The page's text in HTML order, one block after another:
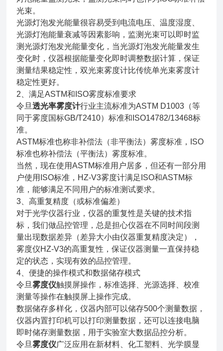
光束。
光源灯泡发光能量很容易受到电流电压、温度湿度、
光源灯泡能量衰减等因素影响，监测光束可以即时监
测光源灯泡发光能量变化，当光源灯泡发光能量发生
变化时，仪器根据能量变化即时调整数据计算，保证
测量结果稳定性，双光束雾度计比传统单光束雾度计
稳定性更好。
2、满足ASTM和ISO雾度标准要求
令旦透光率雾度计行业主流标准为ASTM D1003（等
同于雾度国标GB/T2410）标准和ISO14782/13468标
准。
ASTM标准也称非补偿法（非平衡法）雾度标准，ISO
标准也称补偿法（平衡法）雾度标准。
当然，现在使用ASTM标准用户居多，但还有一部分用
户使用ISO标准，HZ-V3雾度计满足ISO和ASTM标
准，能够满足不同用户的标准测试要求。
3、高重复精度（或标准偏差）
对于光学仪器行业，仪器的重复性是关键的技术指
标，我们做品控管理，总是担心仪器在不同时间段测
量出现数据差异（差异大小由仪器重复精度决定），
雾度仪HZ-V3的高重复性，保证仪器测量一直保持稳
定的状态，实现有效的品控管理。
4、便捷的操作模式和数据储存模式
令旦雾度仪触摸屏操作，标准选择、光源选择、校准
测量等操作在触摸屏上操作完成。
数据储存多样化，仪器内部可以储存500个测量数据，
仪器内置打印机可以打印测量数据，还可以连接电脑
即时储存测量数据，用于实验室大数据品控分析。
令旦雾度仪广泛应用在新材料、化工塑料、光学膜显